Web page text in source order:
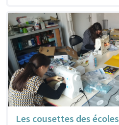
Les cousettes des écoles